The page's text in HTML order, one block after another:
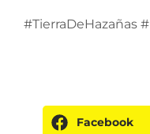
#TierraDeHazañas
Facebook